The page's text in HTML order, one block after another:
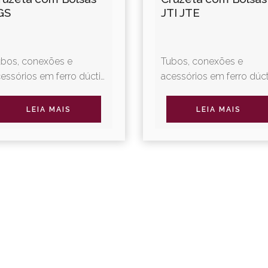
conexões e
em ferro dúctil
esgotos sanitários. A
Integral oferece
LEIA MAIS
JTI JTE
Tubos, conexões e
acessórios em ferro
de esgotos sanitários. A
Linha Integral oferece
LEIA MAIS